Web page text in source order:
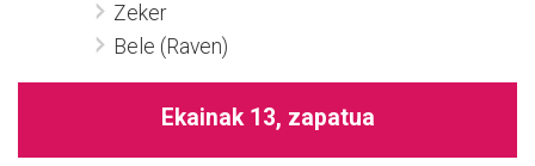
Zeker
Bele (Raven)
Ekainak 13, zapatua